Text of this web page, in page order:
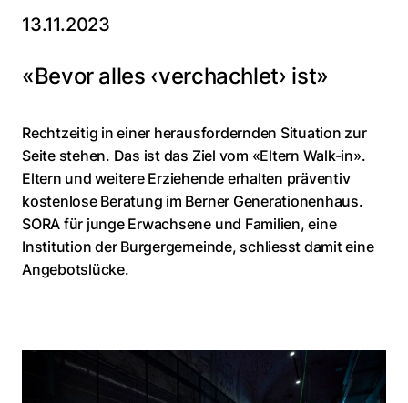
13.11.2023
«Bevor alles ‹verchachlet› ist»
Rechtzeitig in einer herausfordernden Situation zur
Seite stehen. Das ist das Ziel vom «Eltern Walk-in».
Eltern und weitere Erziehende erhalten präventiv
kostenlose Beratung im Berner Generationenhaus.
SORA für junge Erwachsene und Familien, eine
Institution der Burgergemeinde, schliesst damit eine
Angebotslücke.